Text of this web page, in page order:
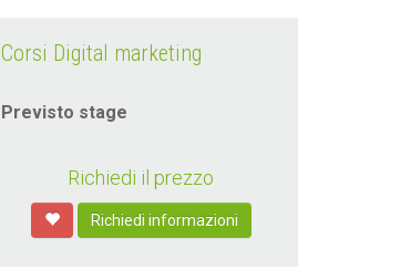
Corsi Digital marketing
Previsto stage
Richiedi il prezzo
Richiedi informazioni